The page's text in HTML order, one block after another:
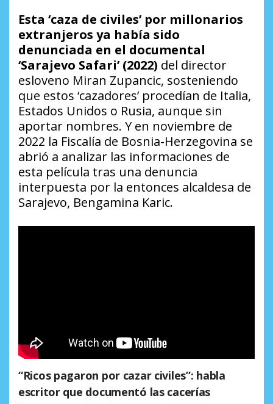
Esta ‘caza de civiles’ por millonarios
extranjeros ya había sido
denunciada en el documental
‘Sarajevo Safari’ (2022) del director
esloveno Miran Zupancic, sosteniendo
que estos ‘cazadores’ procedían de Italia,
Estados Unidos o Rusia, aunque sin
aportar nombres. Y en noviembre de
2022 la Fiscalía de Bosnia-Herzegovina se
abrió a analizar las informaciones de
esta película tras una denuncia
interpuesta por la entonces alcaldesa de
Sarajevo, Bengamina Karic.
“Ricos pagaron por cazar civiles”: habla
escritor que documentó las cacerías